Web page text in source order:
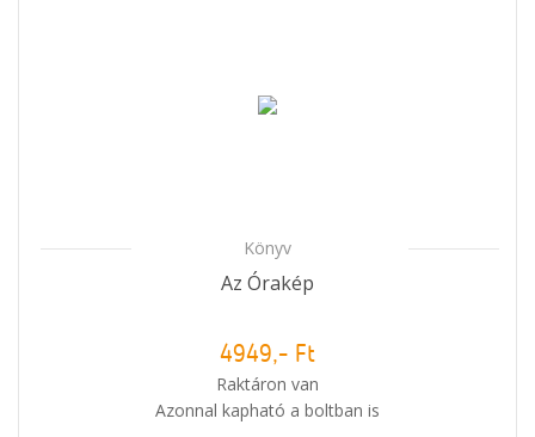
Könyv
Az Órakép
4949,- Ft
Raktáron van
Azonnal kapható a boltban is